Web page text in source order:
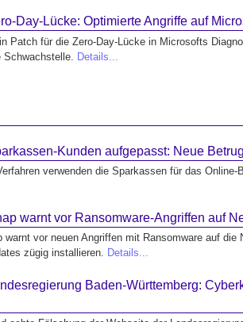
Day-Lücke: Optimierte Angriffe auf
Patch für die Zero-Day-Lücke in Microsofts
Details...
Kunden aufgepasst: Neue
verwenden die Sparkassen für das
warnt vor Ransomware-Angriffen auf
warnt vor neuen Angriffen mit Ransomware auf
zügig installieren. Details...
Baden-Württemberg: